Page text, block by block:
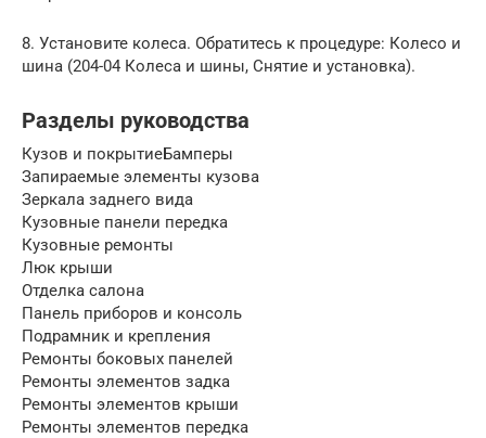
8. Установите колеса. Обратитесь к процедуре: Колесо и
шина (204-04 Колеса и шины, Снятие и установка).
Разделы руководства
Кузов и покрытиеБамперы
Запираемые элементы кузова
Зеркала заднего вида
Кузовные панели передка
Кузовные ремонты
Люк крыши
Отделка салона
Панель приборов и консоль
Подрамник и крепления
Ремонты боковых панелей
Ремонты элементов задка
Ремонты элементов крыши
Ремонты элементов передка